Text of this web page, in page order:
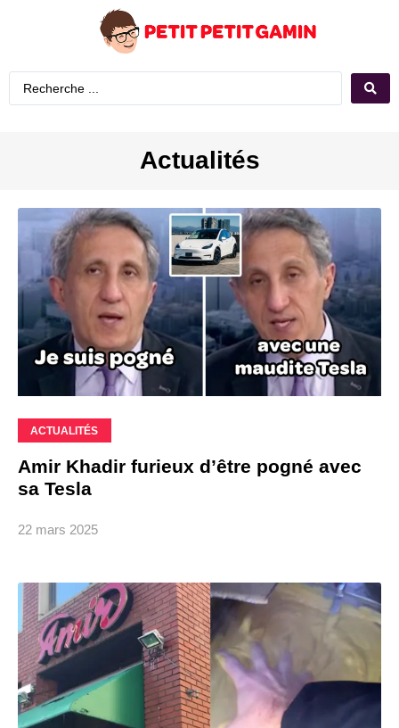
Actualités
ACTUALITÉS
Amir Khadir furieux d’être pogné avec
sa Tesla
22 mars 2025